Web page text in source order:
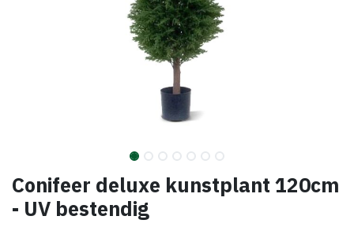
Conifeer deluxe kunstplant 120cm
- UV bestendig